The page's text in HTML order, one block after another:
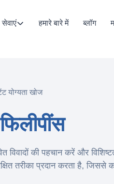
सेवाएं हमारे बारे में ब्लॉग
योग्यता खोज
फिलीपींस
की पहचान करें और
तरीका प्रदान करता है, जिससे